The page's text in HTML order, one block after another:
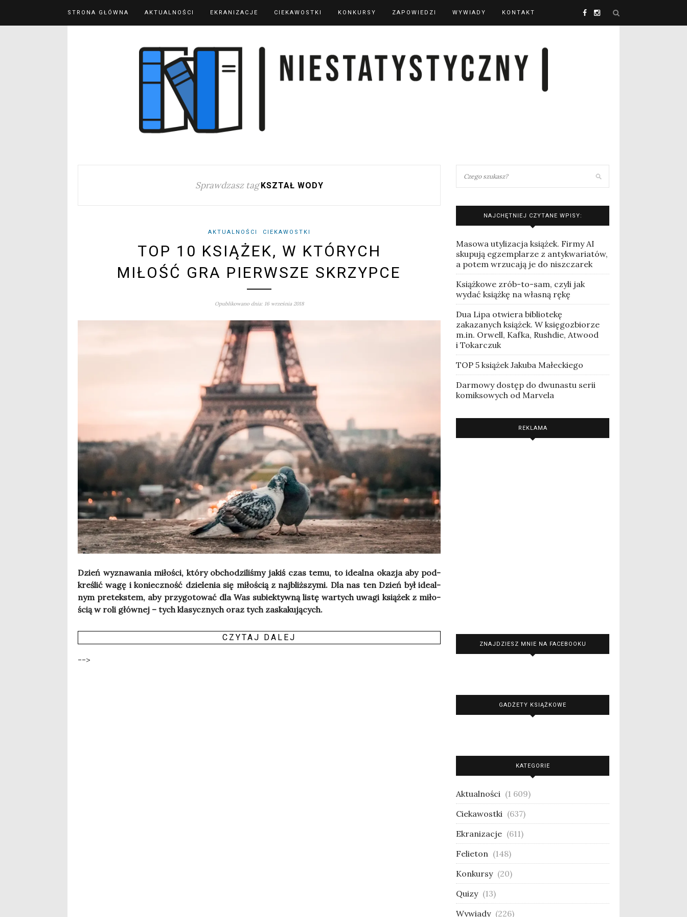
STRONA GŁÓWNA AKTUALNOŚCI EKRANIZACJE CIEKAWOSTKI KONKURSY ZAPOWIEDZI WYWIADY KONTAKT
Sprawdzasz tag KSZTAŁ WODY
AKTUALNOŚCI CIEKAWOSTKI
TOP 10 KSIĄŻEK, W KTÓRYCH
MIŁOŚĆ GRA PIERWSZE SKRZYPCE
Opublikowano dnia: 16 września 2018
Dzień wyzna­wa­nia miło­ści, któ­ry obcho­dzi­li­śmy jakiś czas temu, to ide­al­na oka­zja aby pod­
kre­ślić wagę i koniecz­ność dzie­le­nia się miło­ścią z naj­bliż­szy­mi. Dla nas ten Dzień był ide­al­
nym pre­tek­stem, aby przy­go­to­wać dla Was subiek­tyw­ną listę war­tych uwa­gi ksią­żek z miło­
ścią w roli głów­nej – tych kla­sycz­nych oraz tych zaska­ku­ją­cych.
CZY­TAJ DALEJ
-->
NAJCHĘTNIEJ CZYTANE WPISY:
Masowa utylizacja książek. Firmy AI
skupują egzemplarze z antykwariatów,
a potem wrzucają je do niszczarek
Książkowe zrób-to-sam, czyli jak
wydać książkę na własną rękę
Dua Lipa otwiera bibliotekę
zakazanych książek. W księgozbiorze
m.in. Orwell, Kafka, Rushdie, Atwood
i Tokarczuk
TOP 5 książek Jakuba Małeckiego
Darmowy dostęp do dwunastu serii
komiksowych od Marvela
REKLAMA
ZNAJDZIESZ MNIE NA FACEBOOKU
GADŻETY KSIĄŻKOWE
KATEGORIE
Aktualności (1 609)
Ciekawostki (637)
Ekranizacje (611)
Felieton (148)
Konkursy (20)
Quizy (13)
Wywiady (226)